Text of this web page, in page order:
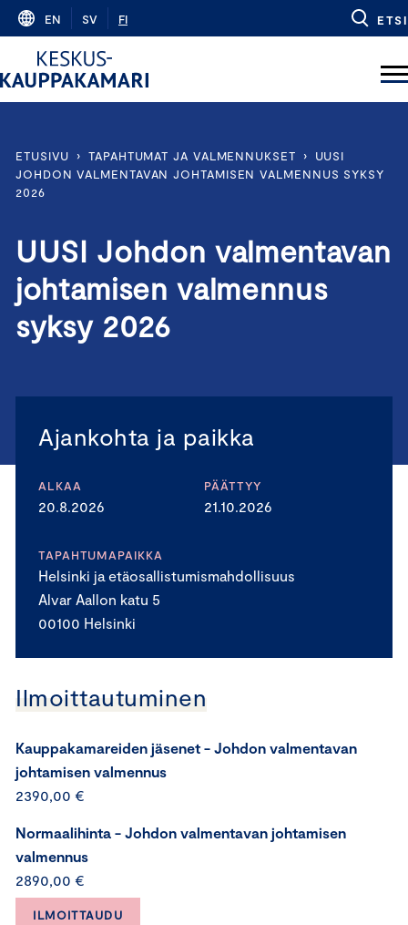
Skip
content
EN SV FI ETSI
ETUSIVU › TAPAHTUMAT JA VALMENNUKSET ›
UUSI
JOHDON VALMENTAVAN JOHTAMISEN VALMENNUS SYKSY
2026
UUSI Johdon valmentavan
johtamisen valmennus
syksy 2026
Ajankohta ja paikka
ALKAA
20.8.2026
PÄÄTTYY
21.10.2026
TAPAHTUMAPAIKKA
Helsinki ja etäosallistumismahdollisuus
Alvar Aallon katu 5
00100 Helsinki
Ilmoittautuminen
Kauppakamareiden jäsenet - Johdon valmentavan
johtamisen valmennus
2390,00 €
Normaalihinta - Johdon valmentavan johtamisen
valmennus
2890,00 €
ILMOITTAUDU